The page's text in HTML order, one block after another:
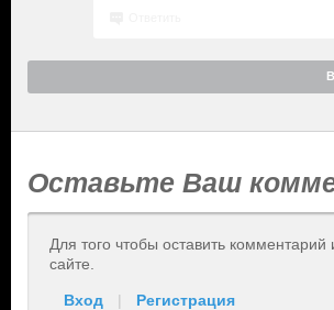
Оставьте Ваш
Для того чтобы оставить
сайте.
Вход | Регистрация